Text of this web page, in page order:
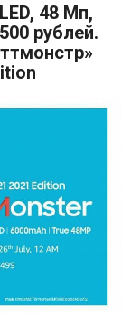
48 Мп,
рублей.